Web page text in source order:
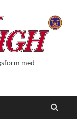
med